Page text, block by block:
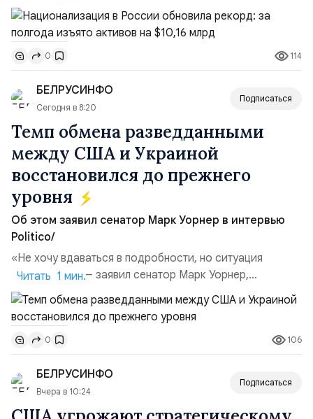
подсчитали аналитики AK&M. Это в 2,5 раза больше,
чем за аналогичный период 2025 года ($3,95 млрд).
Всего зафиксировано 15 национализационных
транзакций, которые обеспечили 42,2% денежного
объёма всего российского рынка слияний и
поглощений. Крупнейшей ...
0 114
БЕЛРУСИНФО
Сегодня в 8:20
Подписаться
Темп обмена разведданными
между США и Украиной
восстановился до прежнего
уровня
Об этом заявил сенатор Марк Уорнер в интервью
Politico/
«Не хочу вдаваться в подробности, но ситуация
улучшилась», — заявил сенатор Марк Уорнер,
высокопоставленный член комитета по разведке,
добавив, что использование Украиной беспилотников и
ракет большой дальности позволило ей наносить
удары вглубь российской территории и укрепило её
позиции.Сотрудничество со стороны США стало
ключом к позитивному пов...
Читать 1 мин.
0 106
БЕЛРУСИНФО
Вчера в 10:24
Подписаться